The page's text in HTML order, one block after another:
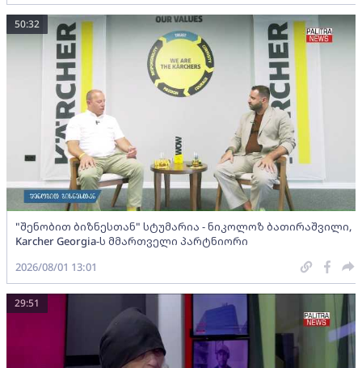
"შენობით ბიზნესთან" სტუმარია - ნიკოლოზ ბათირაშვილი,
Karcher Georgia-ს მმართველი პარტნიორი
50:32
2026/08/01 13:01
29:51